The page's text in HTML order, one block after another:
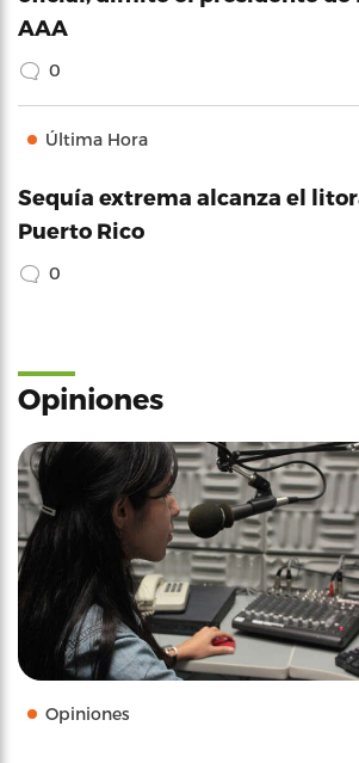
AAA
0
Última Hora
Sequía extrema alcanza el
Puerto Rico
0
Opiniones
Opiniones